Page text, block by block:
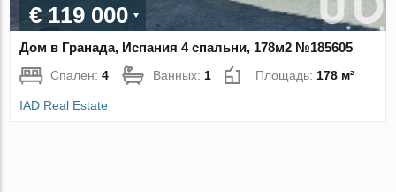
€ 119 000
Дом в Гранада, Испания 4 спальни, 178м2 №185605
Спален:4 Ванных: 1 Площадь: 178 м²
IAD Real Estate